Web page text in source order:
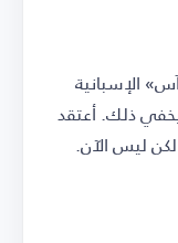
الإسبانية
ذلك. أعتقد
ليس الآن.